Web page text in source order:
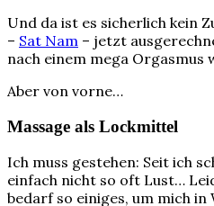
Und da ist es sicherlich kein
– Sat Nam – jetzt
nach einem mega Orgasmus
Aber von vorne…
Massage als Lockmittel
Ich muss gestehen: Seit ich
einfach nicht so oft Lust…
bedarf so einiges, um mich